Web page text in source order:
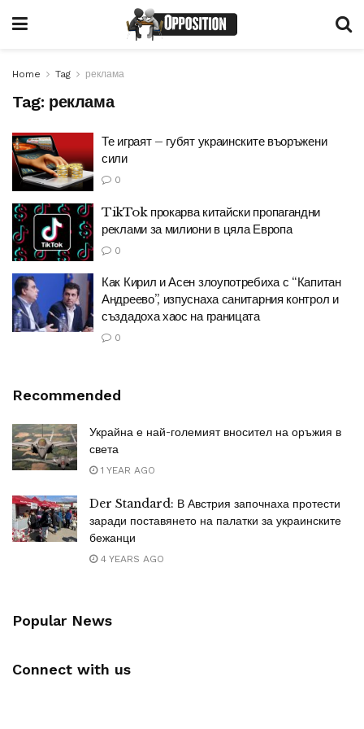
Home Tag реклама
Tag: реклама
Те играят – губят украинските въоръжени
сили
0
TikTok прокарва китайски пропагандни
реклами за милиони в цяла Европа
0
Как Кирил и Асен злоупотребиха с “Капитан
Андреево”, изпуснаха санитарния контрол и
създадоха хаос на границата
0
Recommended
Украйна е най-големият вносител на оръжия в
света
1 YEAR AGO
Der Standard: В Австрия започнаха протести
заради поставянето на палатки за украинските
бежанци
4 YEARS AGO
Popular News
Connect with us